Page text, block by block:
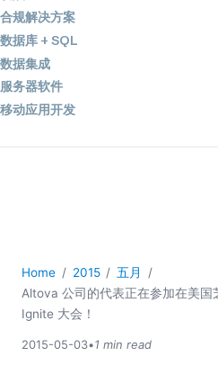
合规解决方案
数据库 + SQL
数据集成
服务器软件
移动应用开发
2026
2020
2019
Home 2015
五月
Altova 公司的代表正在参加在美
Ignite 大会！
2015-05-03•1 min read